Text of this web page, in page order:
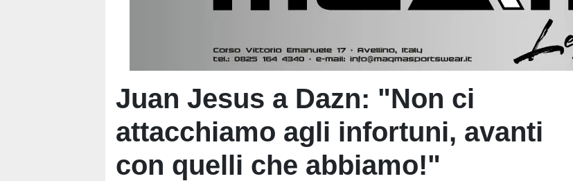
Juan Jesus a Dazn: "Non ci
attacchiamo agli infortuni, avanti
con quelli che abbiamo!"